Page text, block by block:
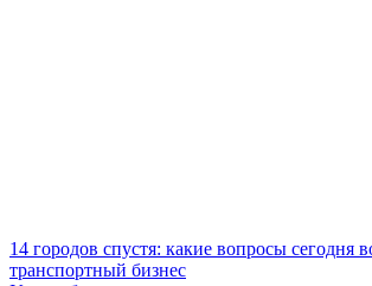
14 городов спустя: какие вопросы сегодня
транспортный бизнес